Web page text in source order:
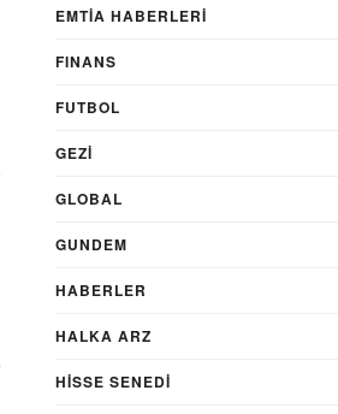
EMTIA HABERLERI
FINANS
FUTBOL
GEZI
GLOBAL
GUNDEM
HABERLER
HALKA ARZ
HİSSE SENEDİ